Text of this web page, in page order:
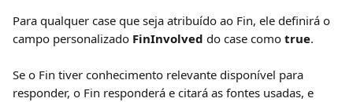
Para qualquer case que seja atribuído ao Fin, ele definirá o
campo personalizado FinInvolved do case como true.
Se o Fin tiver conhecimento relevante disponível para
responder, o Fin responderá e citará as fontes usadas, e